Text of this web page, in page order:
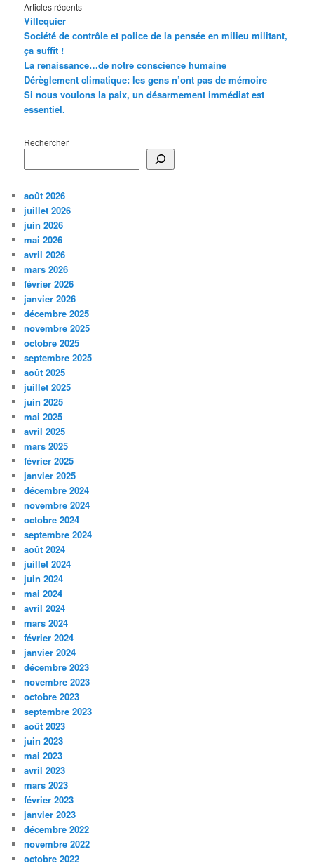
Articles récents
Villequier
Société de contrôle et police de la pensée en milieu militant,
ça suffit !
La renaissance…de notre conscience humaine
Dérèglement climatique: les gens n’ont pas de mémoire
Si nous voulons la paix, un désarmement immédiat est
essentiel.
Rechercher
août 2026
juillet 2026
juin 2026
mai 2026
avril 2026
mars 2026
février 2026
janvier 2026
décembre 2025
novembre 2025
octobre 2025
septembre 2025
août 2025
juillet 2025
juin 2025
mai 2025
avril 2025
mars 2025
février 2025
janvier 2025
décembre 2024
novembre 2024
octobre 2024
septembre 2024
août 2024
juillet 2024
juin 2024
mai 2024
avril 2024
mars 2024
février 2024
janvier 2024
décembre 2023
novembre 2023
octobre 2023
septembre 2023
août 2023
juin 2023
mai 2023
avril 2023
mars 2023
février 2023
janvier 2023
décembre 2022
novembre 2022
octobre 2022